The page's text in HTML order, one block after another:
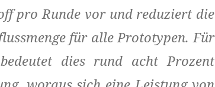
pro Runde vor und reduziert die
für alle Prototypen. Für
dies rund acht Prozent